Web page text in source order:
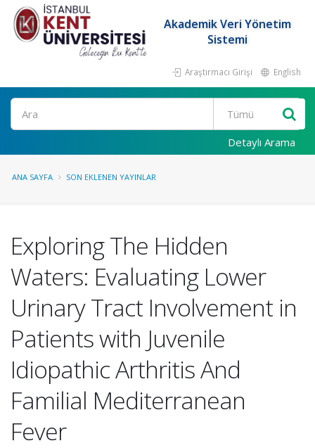
Akademik Veri Yönetim
Sistemi
Araştırmacı Girişi English
Ara
Detaylı Arama
ANA SAYFA SON EKLENEN YAYINLAR
Exploring The Hidden
Waters: Evaluating Lower
Urinary Tract Involvement in
Patients with Juvenile
Idiopathic Arthritis And
Familial Mediterranean
Fever